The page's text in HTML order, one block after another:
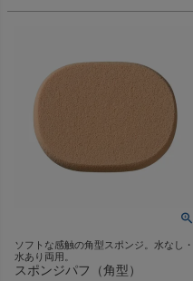
ソフトな感触の角型スポンジ。水なし・
水あり両用。
スポンジパフ（角型）